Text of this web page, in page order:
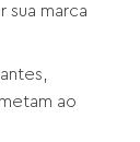
sua marca
ao